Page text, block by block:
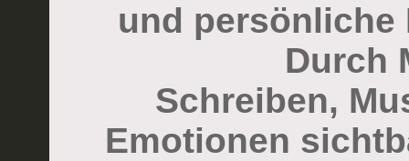
und persönliche
Durch
Schreiben,
Emotionen